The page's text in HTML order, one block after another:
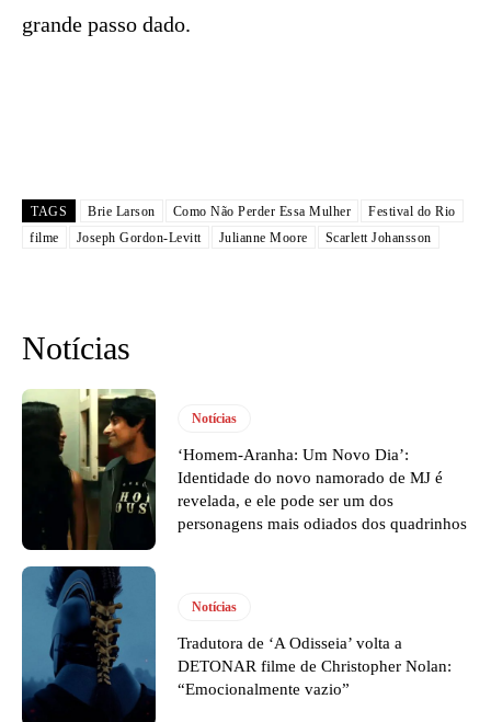
grande passo dado.
TAGS Brie Larson Como Não Perder Essa Mulher
Festival do Rio
filme
Joseph Gordon-Levitt Julianne Moore Scarlett Johansson
Notícias
Notícias
‘Homem-Aranha: Um Novo Dia’:
Identidade do novo namorado de MJ é
revelada, e ele pode ser um dos
personagens mais odiados dos quadrinhos
Notícias
Tradutora de ‘A Odisseia’ volta a
DETONAR filme de Christopher Nolan:
“Emocionalmente vazio”